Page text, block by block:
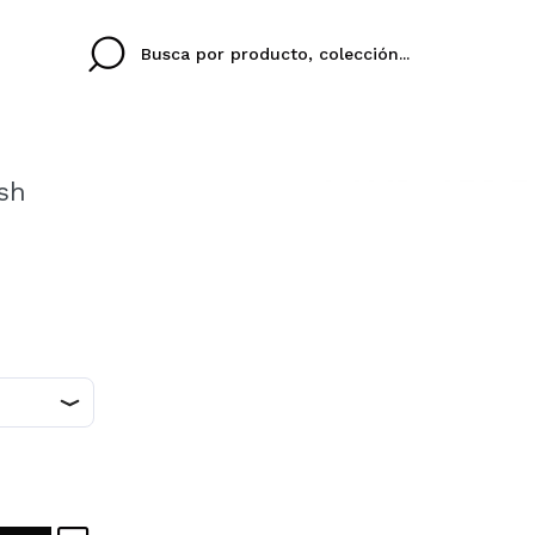
Al crear una cuenta
rápidamente, revisar
IDIOMA
colori